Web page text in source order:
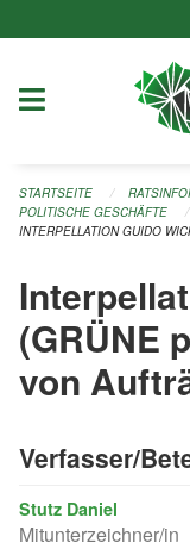
STARTSEITE
POLITISCHE GESCHÄFTE
INTERPELLATION GUIDO
(GRÜNE
von
Verfasser/
Stutz Daniel
Mitunterzeichner/in